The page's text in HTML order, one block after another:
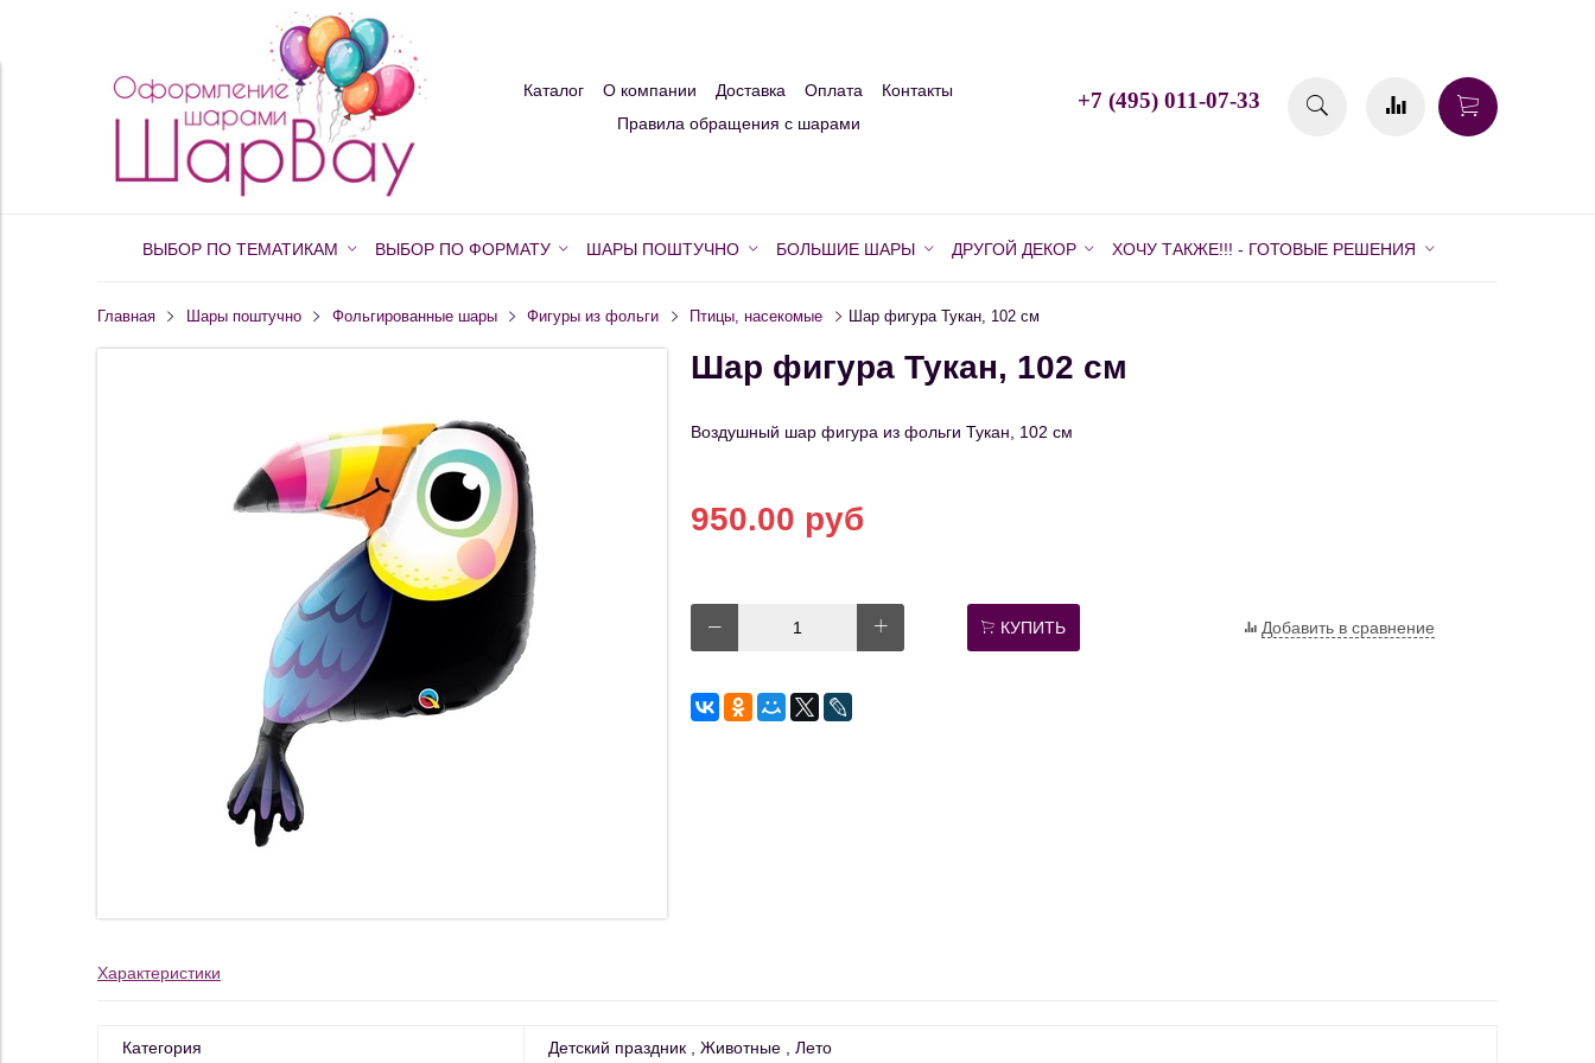
Каталог О компании Доставка Оплата
Контакты
Правила обращения с шарами
+7 (495) 011-07-33
ВЫБОР ПО ТЕМАТИКАМ ВЫБОР ПО ФОРМАТУ ШАРЫ ПОШТУЧНО БОЛЬШИЕ ШАРЫ ДРУГОЙ ДЕКОР ХОЧУ ТАКЖЕ!!! - ГОТОВЫЕ РЕШЕНИЯ
Главная Шары поштучно Фольгированные шары Фигуры из фольги Птицы, насекомые Шар фигура Тукан, 102 см
Шар фигура Тукан, 102 см
Воздушный шар фигура из фольги Тукан, 102 см
950.00 руб
КУПИТЬ Добавить в сравнение
Характеристики
Категория Детский праздник Животные Лето